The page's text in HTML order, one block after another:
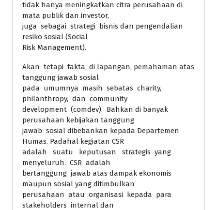
tidak hanya meningkatkan citra perusahaan di
mata publik dan investor,
juga sebagai strategi bisnis dan pengendalian
resiko sosial (Social
Risk Management).
Akan tetapi fakta di lapangan, pemahaman atas
tanggung jawab sosial
pada umumnya masih sebatas charity,
philanthropy, dan community
development (comdev). Bahkan di banyak
perusahaan kebijakan tanggung
jawab sosial dibebankan kepada Departemen
Humas. Padahal kegiatan CSR
adalah suatu keputusan strategis yang
menyeluruh. CSR adalah
bertanggung jawab atas dampak ekonomis
maupun sosial yang ditimbulkan
perusahaan atau organisasi kepada para
stakeholders internal dan